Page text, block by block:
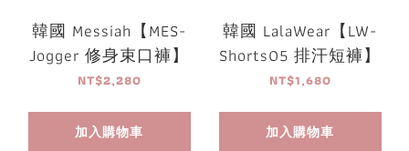
韓國 Messiah【MES-
Jogger 修身束口褲】
NT$2,280
加入購物車
韓國 LalaWear【LW-
Shorts05 排汗短褲】
NT$1,680
加入購物車